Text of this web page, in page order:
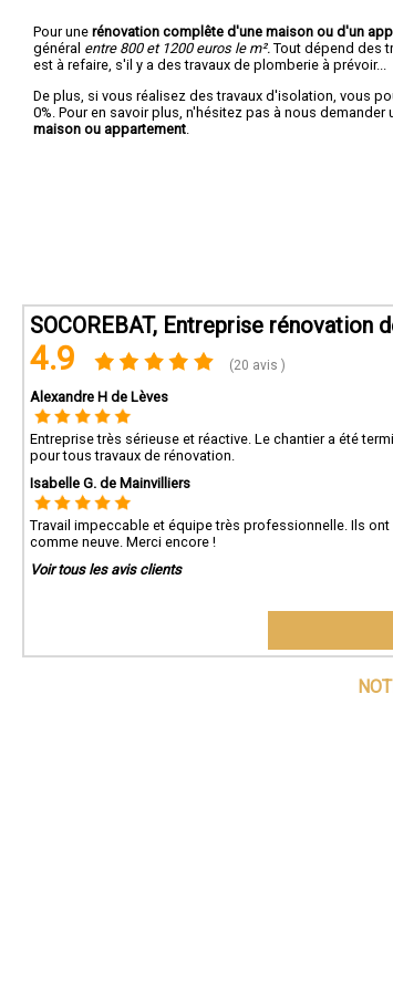
Pour une rénovation complête d'une maison ou d'un
général entre 800 et 1200 euros le m². Tout dépend des
est à refaire, s'il y a des travaux de plomberie à prévoir...
De plus, si vous réalisez des travaux d'isolation, vous
0%. Pour en savoir plus, n'hésitez pas à nous demander
maison ou appartement
SOCOREBAT, Entreprise
4.9 (20 avis )
Alexandre H de Lèves
Entreprise très sérieuse et réactive. Le chantier a été
pour tous travaux de rénovation.
Isabelle G. de Mainvilliers
Travail impeccable et équipe très professionnelle. Ils
comme neuve. Merci encore !
Voir tous les avis clients